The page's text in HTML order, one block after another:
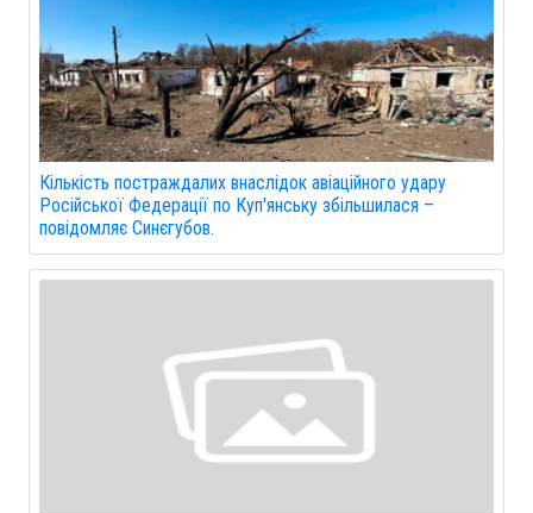
Кількість постраждалих внаслідок авіаційного удару
Російської Федерації по Куп'янську збільшилася –
повідомляє Синєгубов.